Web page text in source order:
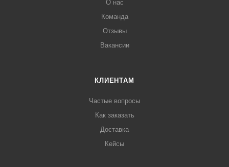
О нас
Команда
Отзывы
Вакансии
КЛИЕНТАМ
Частые вопросы
Как заказать
Доставка
Кейсы